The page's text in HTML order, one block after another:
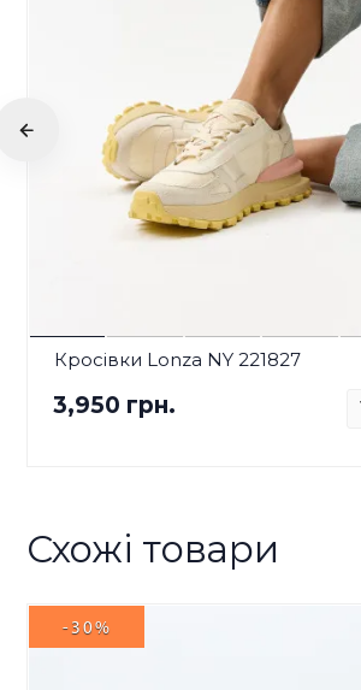
Кросівки Lonza NY 221827
3,950 грн.
Схожі товари
-30%